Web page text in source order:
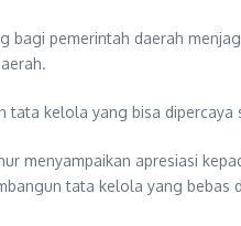
bagi pemerintah daerah
tata kelola yang bisa
menyampaikan apresiasi
tata kelola yang bebas